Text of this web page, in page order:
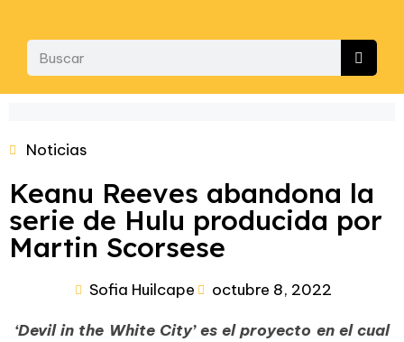
Noticias
Keanu Reeves abandona la
serie de Hulu producida por
Martin Scorsese
Sofia Huilcape octubre 8, 2022
‘Devil in the White City’ es el proyecto en el cual